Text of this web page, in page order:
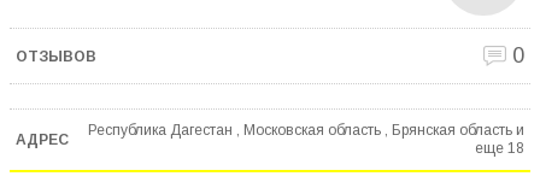
0
Республика Дагестан , Московская область , Брянская область и
еще 18